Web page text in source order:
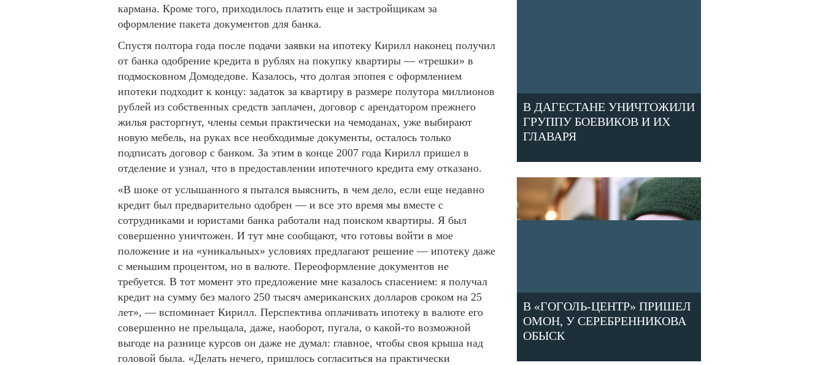
кармана. Кроме того, приходилось платить еще и застройщикам за
оформление пакета документов для банка.
Спустя полтора года после подачи заявки на ипотеку Кирилл наконец получил
от банка одобрение кредита в рублях на покупку квартиры — «трешки» в
подмосковном Домодедове. Казалось, что долгая эпопея с оформлением
ипотеки подходит к концу: задаток за квартиру в размере полутора миллионов
рублей из собственных средств заплачен, договор с арендатором прежнего
жилья расторгнут, члены семьи практически на чемоданах, уже выбирают
новую мебель, на руках все необходимые документы, осталось только
подписать договор с банком. За этим в конце 2007 года Кирилл пришел в
отделение и узнал, что в предоставлении ипотечного кредита ему отказано.
«В шоке от услышанного я пытался выяснить, в чем дело, если еще недавно
кредит был предварительно одобрен — и все это время мы вместе с
сотрудниками и юристами банка работали над поиском квартиры. Я был
совершенно уничтожен. И тут мне сообщают, что готовы войти в мое
положение и на «уникальных» условиях предлагают решение — ипотеку даже
с меньшим процентом, но в валюте. Переоформление документов не
требуется. В тот момент это предложение мне казалось спасением: я получал
кредит на сумму без малого 250 тысяч американских долларов сроком на 25
лет», — вспоминает Кирилл. Перспектива оплачивать ипотеку в валюте его
совершенно не прельщала, даже, наоборот, пугала, о какой-то возможной
выгоде на разнице курсов он даже не думал: главное, чтобы своя крыша над
головой была. «Делать нечего, пришлось согласиться на практически
В ДАГЕСТАНЕ УНИЧТОЖИЛИ
ГРУППУ БОЕВИКОВ И ИХ
ГЛАВАРЯ
В «ГОГОЛЬ-ЦЕНТР» ПРИШЕЛ
ОМОН, У СЕРЕБРЕННИКОВА
ОБЫСК